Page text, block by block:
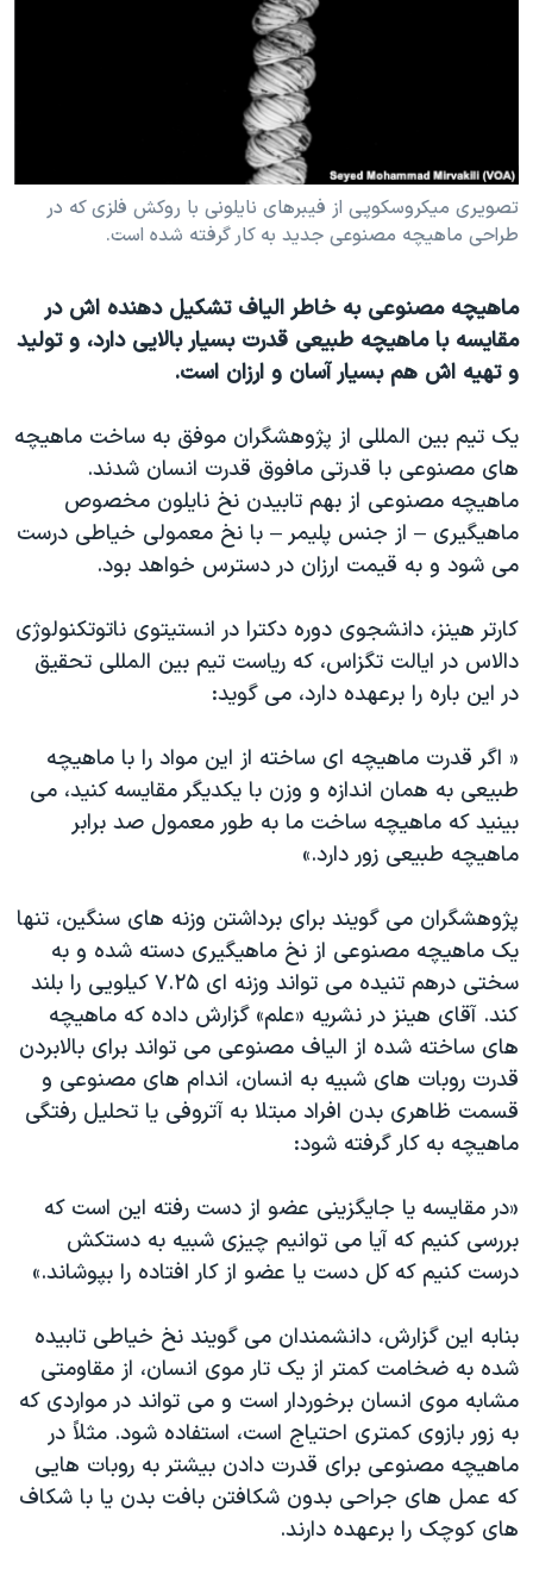
گالری عکس
انتخابات ریاست جمهوری آمریکا ۲۰۲۴
حمله جمهوری اسلامی به اسرائیل
اعتراضات زن، زندگی، آزادی
تریبونال مردمی آبان ۹۸
دادگاه حمید نوری
قانون شفافیت دارائی کادر رهبری ایران
اعتراضات مردمی آبان ۹۸
اسرائیل در جنگ
نرگس محمدی برنده جایزه نوبل صلح
همایش محافظه‌کاران آمریکا «سی‌پک»
صفحه‌های ویژه
سفر پرزیدنت ترامپ به چین
زبانهای مختلف
تصویری میکروسکوپی از فیبرهای نایلونی با روکش فلزی که در
طراحی ماهیچه مصنوعی جدید به کار گرفته شده است.
ماهیچه مصنوعی به خاطر الیاف تشکیل دهنده اش در
مقایسه با ماهیچه طبیعی قدرت بسیار بالایی دارد، و تولید
و تهیه اش هم بسیار آسان و ارزان است.
یک تیم بین المللی از پژوهشگران موفق به ساخت ماهیچه
های مصنوعی با قدرتی مافوق قدرت انسان شدند.
ماهیچه مصنوعی از بهم تابیدن نخ نایلون مخصوص
ماهیگیری – از جنس پلیمر – با نخ معمولی خیاطی درست
می شود و به قیمت ارزان در دسترس خواهد بود.
کارتر هینز، دانشجوی دوره دکترا در انستیتوی ناتوتکنولوژی
دالاس در ایالت تگزاس، که ریاست تیم بین المللی تحقیق
در این باره را برعهده دارد، می گوید:
« اگر قدرت ماهیچه ای ساخته از این مواد را با ماهیچه
طبیعی به همان اندازه و وزن با یکدیگر مقایسه کنید، می
بینید که ماهیچه ساخت ما به طور معمول صد برابر
ماهیچه طبیعی زور دارد.»
پژوهشگران می گویند برای برداشتن وزنه های سنگین، تنها
یک ماهیچه مصنوعی از نخ ماهیگیری دسته شده و به
سختی درهم تنیده می تواند وزنه ای ۷.۲۵ کیلویی را بلند
کند. آقای هینز در نشریه «علم» گزارش داده که ماهیچه
های ساخته شده از الیاف مصنوعی می تواند برای بالابردن
قدرت روبات های شبیه به انسان، اندام های مصنوعی و
قسمت ظاهری بدن افراد مبتلا به آتروفی یا تحلیل رفتگی
ماهیچه به کار گرفته شود:
«در مقایسه یا جایگزینی عضو از دست رفته این است که
بررسی کنیم که آیا می توانیم چیزی شبیه به دستکش
درست کنیم که کل دست یا عضو از کار افتاده را بپوشاند.»
بنابه این گزارش، دانشمندان می گویند نخ خیاطی تابیده
شده به ضخامت کمتر از یک تار موی انسان، از مقاومتی
مشابه موی انسان برخوردار است و می تواند در مواردی که
به زور بازوی کمتری احتیاج است، استفاده شود. مثلاً در
ماهیچه مصنوعی برای قدرت دادن بیشتر به روبات هایی
که عمل های جراحی بدون شکافتن بافت بدن یا با شکاف
های کوچک را برعهده دارند.